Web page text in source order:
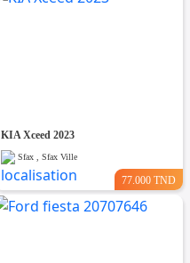
KIA Xceed 2023
Sfax , Sfax Ville
77.000 TND